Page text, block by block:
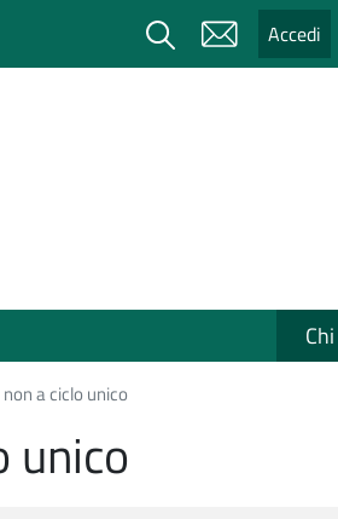
Cerca Accedi
a ciclo unico
unico